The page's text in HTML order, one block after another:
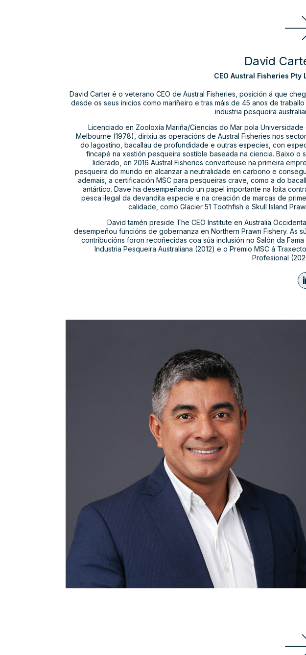
David
CEO Austral Fisheries Pty
David Carter é o veterano CEO de Austral Fisheries, posición á que
desde os seus inicios como mariñeiro e tras máis de 45 anos de traballo
industria pesqueira
Licenciado en Zooloxía Mariña/Ciencias do Mar pola Universidade
Melbourne (1978), dirixiu as operacións de Austral Fisheries nos
do lagostino, bacallau de profundidade e outras especies, con
fincapé na xestión pesqueira sostible baseada na ciencia. Baixo o
liderado, en 2016 Austral Fisheries converteuse na primeira
pesqueira do mundo en alcanzar a neutralidade en carbono e
ademais, a certificación MSC para pesqueiras crave, como a do
antártico. Dave ha desempeñando un papel importante na loita
pesca ilegal da devandita especie e na creación de marcas de
calidade, como Glacier 51 Toothfish e Skull Island
David tamén preside The CEO Institute en Australia
desempeñou funcións de gobernanza en Northern Prawn Fishery. As
contribucións foron recoñecidas coa súa inclusión no Salón da Fama
Industria Pesqueira Australiana (2012) e o Premio MSC á
Profesional